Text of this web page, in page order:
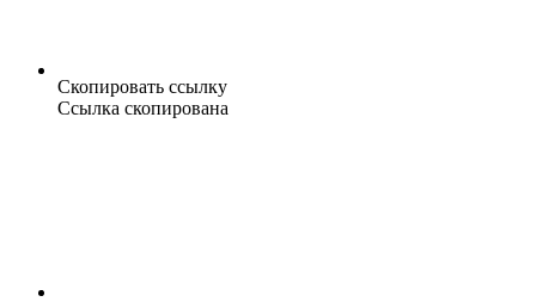
Скопировать ссылку
Ссылка скопирована